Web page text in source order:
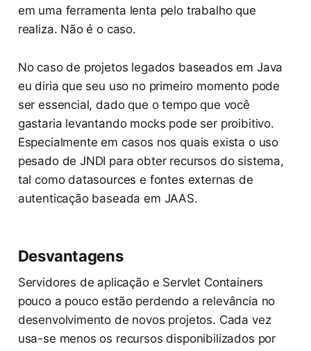
em uma ferramenta lenta pelo trabalho que
realiza. Não é o caso.
No caso de projetos legados baseados em Java
eu diria que seu uso no primeiro momento pode
ser essencial, dado que o tempo que você
gastaria levantando mocks pode ser proibitivo.
Especialmente em casos nos quais exista o uso
pesado de JNDI para obter recursos do sistema,
tal como datasources e fontes externas de
autenticação baseada em JAAS.
Desvantagens
Servidores de aplicação e Servlet Containers
pouco a pouco estão perdendo a relevância no
desenvolvimento de novos projetos. Cada vez
usa-se menos os recursos disponibilizados por